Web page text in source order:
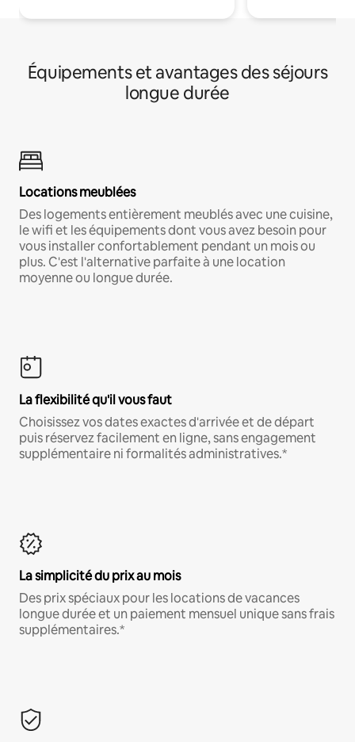
Équipements et avantages des séjours
longue durée
Locations meublées
Des logements entièrement meublés avec une cuisine,
le wifi et les équipements dont vous avez besoin pour
vous installer confortablement pendant un mois ou
plus. C'est l'alternative parfaite à une location
moyenne ou longue durée.
La flexibilité qu'il vous faut
Choisissez vos dates exactes d'arrivée et de départ
puis réservez facilement en ligne, sans engagement
supplémentaire ni formalités administratives.*
La simplicité du prix au mois
Des prix spéciaux pour les locations de vacances
longue durée et un paiement mensuel unique sans frais
supplémentaires.*